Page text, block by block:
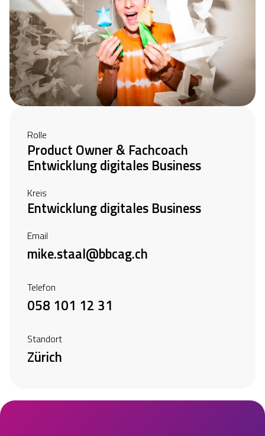
Rolle
Product Owner & Fachcoach
Entwicklung digitales Business
Kreis
Entwicklung digitales Business
Email
mike.staal@bbcag.ch
Telefon
058 101 12 31
Standort
Zürich